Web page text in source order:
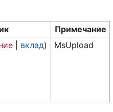
Примечание
вклад) MsUpload